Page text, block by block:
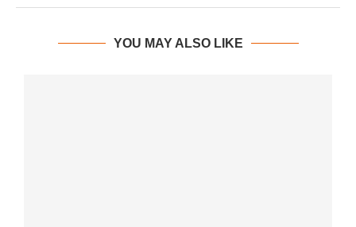
YOU MAY ALSO LIKE